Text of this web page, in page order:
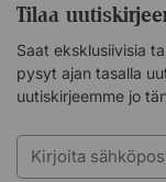
Tilaa
Saat eksklusiivisia
pysyt ajan tasalla
uutiskirjeemme jo